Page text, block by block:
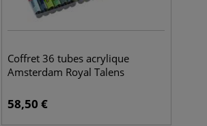
Coffret 36 tubes acrylique
Amsterdam Royal Talens
58,50 €